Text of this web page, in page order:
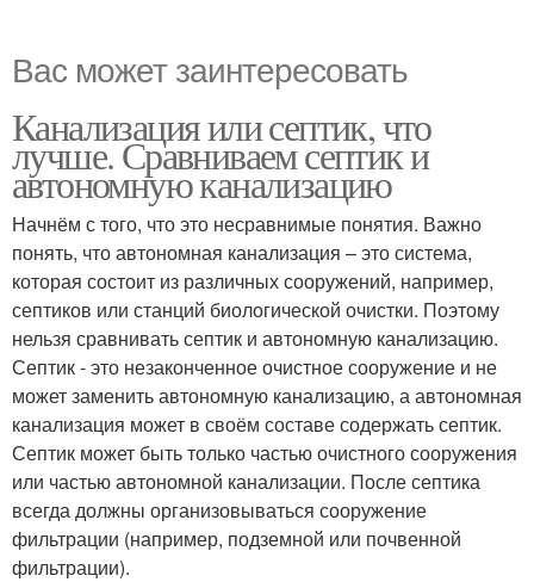
Вас может заинтересовать
Канализация или септик, что
лучше. Сравниваем септик и
автономную канализацию
Начнём с того, что это несравнимые понятия. Важно
понять, что автономная канализация – это система,
которая состоит из различных сооружений, например,
септиков или станций биологической очистки. Поэтому
нельзя сравнивать септик и автономную канализацию.
Септик - это незаконченное очистное сооружение и не
может заменить автономную канализацию, а автономная
канализация может в своём составе содержать септик.
Септик может быть только частью очистного сооружения
или частью автономной канализации. После септика
всегда должны организовываться сооружение
фильтрации (например, подземной или почвенной
фильтрации).